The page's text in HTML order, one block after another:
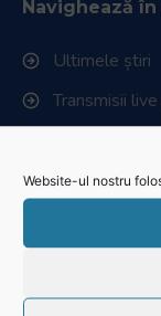
Website-ul nostru
Navighează
Ultimele știri
Transmisii
Cum se joacă